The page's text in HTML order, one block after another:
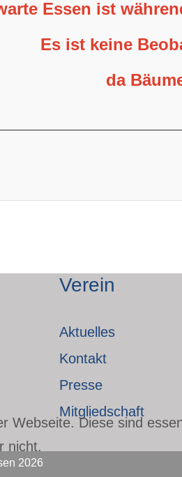
Essen ist
Es ist keine
da
Verein
Aktuelles
Kontakt
Presse
Mitgliedschaft
2026
Webseite. Diese sind
nicht.